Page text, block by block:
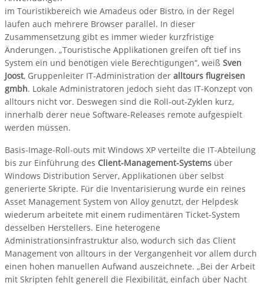
im Touristikbereich wie Amadeus oder Bistro, in der Regel
laufen auch mehrere Browser parallel. In dieser
Zusammensetzung gibt es immer wieder kurzfristige
Änderungen. „Touristische Applikationen greifen oft tief ins
System ein und benötigen viele Berechtigungen“, weiß Sven
Joost, Gruppenleiter IT-Administration der alltours flugreisen
gmbh. Lokale Administratoren jedoch sieht das IT-Konzept von
alltours nicht vor. Deswegen sind die Roll-out-Zyklen kurz,
innerhalb derer neue Software-Releases remote aufgespielt
werden müssen.
Basis-Image-Roll-outs mit Windows XP verteilte die IT-Abteilung
bis zur Einführung des Client-Management-Systems über
Windows Distribution Server, Applikationen über selbst
generierte Skripte. Für die Inventarisierung wurde ein reines
Asset Management System von Alloy genutzt, der Helpdesk
wiederum arbeitete mit einem rudimentären Ticket-System
desselben Herstellers. Eine heterogene
Administrationsinfrastruktur also, wodurch sich das Client
Management von alltours in der Vergangenheit vor allem durch
einen hohen manuellen Aufwand auszeichnete. „Bei der Arbeit
mit Skripten fehlt generell die Flexibilität, einfach über Nacht